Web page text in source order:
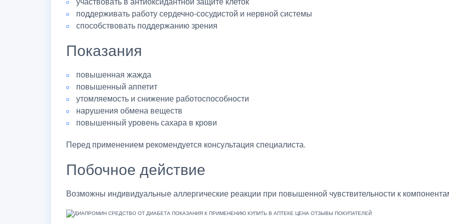
поддерживать работу сердечно-сосудистой и нервной системы
способствовать поддержанию зрения
Показания
повышенная жажда
повышенный аппетит
утомляемость и снижение работоспособности
нарушения обмена веществ
повышенный уровень сахара в крови
Перед применением рекомендуется консультация специалиста.
Побочное действие
Возможны индивидуальные аллергические реакции при повышенной чувствительности к